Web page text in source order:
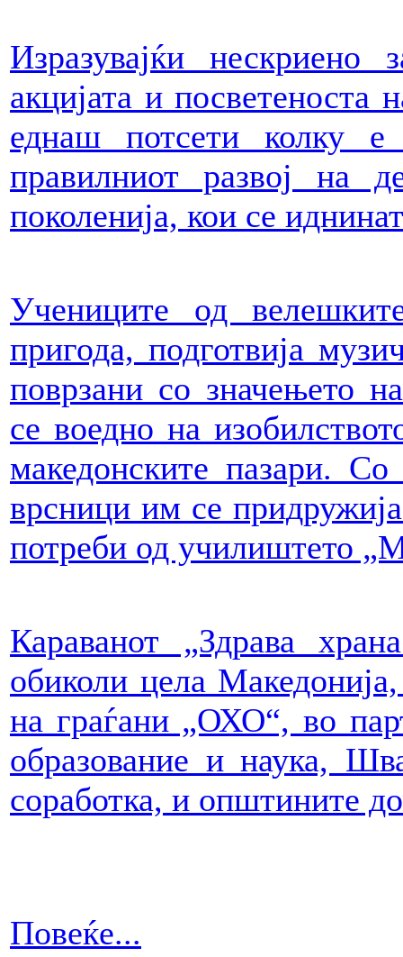
Изразувајќи нескриено
акцијата и посветеноста
еднаш потсети колку е
правилниот развој на
поколенија, кои се
Учениците од
пригода, подготвија
поврзани со значењето
се воедно на
македонските пазари. Со
врсници им се
потреби од училиштето
Караванот „Здрава
обиколи цела
на граѓани „ОХО“, во
образование и наука,
соработка, и општините
Повеќе...